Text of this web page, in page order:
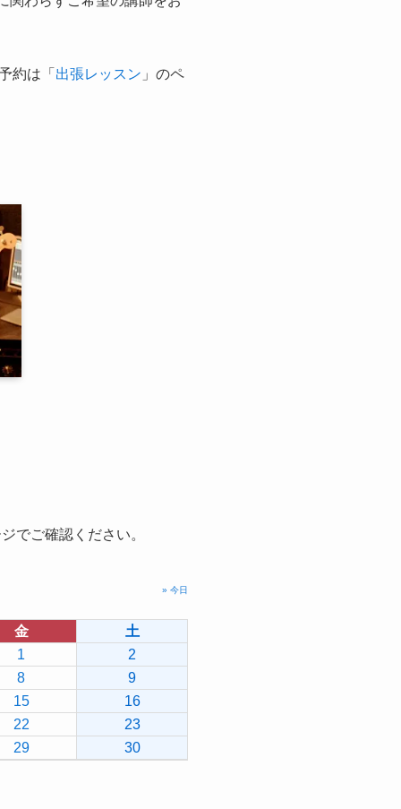
約は「 出張レッスン 」のペ
ジでご確認ください。
» 今日
金
土
1
2
8
9
15
16
22
23
29 30